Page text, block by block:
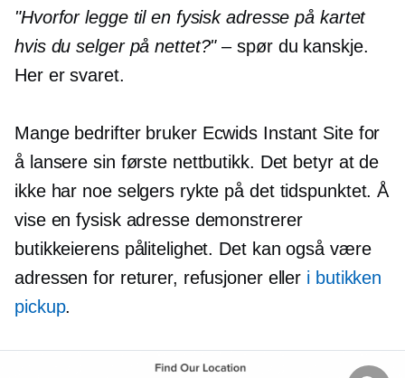
"Hvorfor legge til en fysisk adresse på kartet
hvis du selger på nettet?"– spør du kanskje.
Her er svaret.
Mange bedrifter bruker Ecwids Instant Site for
å lansere sin første nettbutikk. Det betyr at de
ikke har noe selgers rykte på det tidspunktet. Å
vise en fysisk adresse demonstrerer
butikkeierens pålitelighet. Det kan også være
adressen for returer, refusjoner eller i butikken
pickup.